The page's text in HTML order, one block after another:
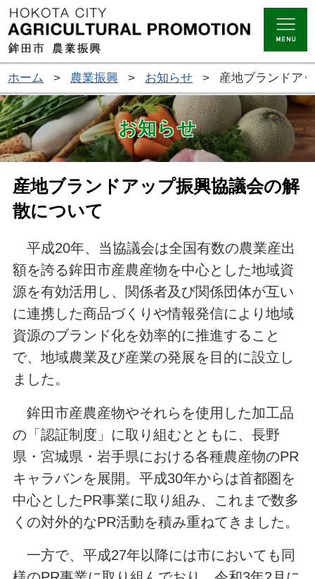
ホーム > 農業振興 > お知らせ > 産地ブランドア
お知らせ
産地ブランドアップ振興協議会の解
散について
平成20年、当協議会は全国有数の農業産出
額を誇る鉾田市産農産物を中心とした地域資
源を有効活用し、関係者及び関係団体が互い
に連携した商品づくりや情報発信により地域
資源のブランド化を効率的に推進すること
で、地域農業及び産業の発展を目的に設立し
ました。
鉾田市産農産物やそれらを使用した加工品
の「認証制度」に取り組むとともに、長野
県・宮城県・岩手県における各種農産物のPR
キャラバンを展開。平成30年からは首都圏を
中心としたPR事業に取り組み、これまで数多
くの対外的なPR活動を積み重ねてきました。
一方で、平成27年以降には市においても同